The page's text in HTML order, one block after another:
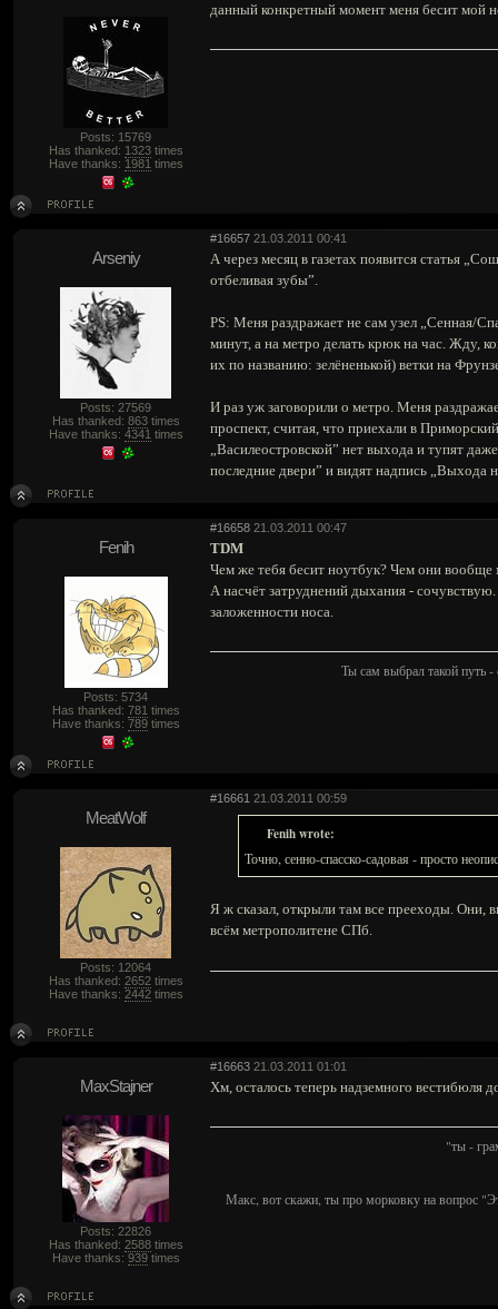
Posts: 15769
Has thanked: 1323times
Have thanks: 1981 times
данный конкретный момент меня бесит мой
#16657 21.03.2011 00:41
Arseniy
Posts: 27569
Has thanked: 863times
Have thanks: 4341 times
А через месяц в газетах появится статья
отбеливая зубы”.
PS: Меня раздражает не сам узел „Сенная/
минут, а на метро делать крюк на час. Жду,
их по названию: зелёненькой) ветки на
И раз уж заговорили о метро. Меня
проспект, считая, что приехали в
„Василеостровской” нет выхода и тупят
последние двери” и видят надпись „Выхода
#16658 21.03.2011 00:47
Fenih
Posts: 5734
Has thanked: 781 times
Have thanks: 789times
TDM
Чем же тебя бесит ноутбук? Чем они вообще
А насчёт затруднений дыхания -
заложенности носа.
Ты сам выбрал такой путь -
#16661 21.03.2011 00:59
MeatWolf
Posts: 12064
Has thanked: 2652times
Have thanks: 2442times
Fenih wrote:
Точно, сенно-спасско-садовая - просто
Я ж сказал, открыли там все прееходы. Они,
всём метрополитене СПб.
#16663 21.03.2011 01:01
MaxStajner
Posts: 22826
Has thanked: 2588times
Have thanks: 939times
Хм, осталось теперь надземного вестибюля
"ты -
Макс, вот скажи, ты про морковку на вопрос